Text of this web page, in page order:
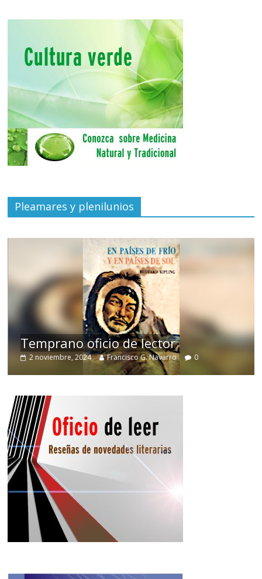
Pleamares y plenilunios
Temprano oficio de lector
2 noviembre, 2024 Francisco G. Navarro 0